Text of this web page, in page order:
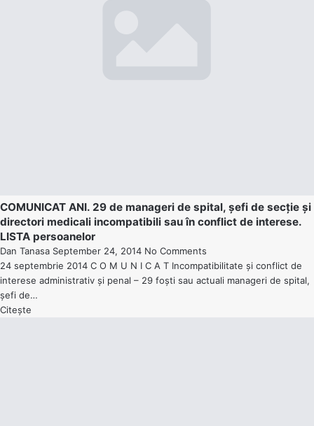
COMUNICAT ANI. 29 de manageri de spital, șefi de secție și
directori medicali incompatibili sau în conflict de interese.
LISTA persoanelor
Dan Tanasa September 24, 2014 No Comments
24 septembrie 2014 C O M U N I C A T Incompatibilitate și conflict de
interese administrativ și penal – 29 foști sau actuali manageri de spital,
șefi de…
Citește